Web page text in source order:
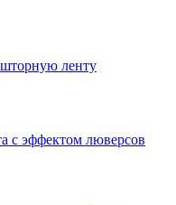
ленту
с эффектом люверсов